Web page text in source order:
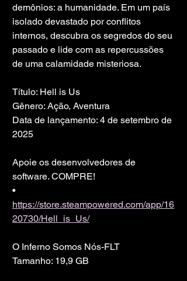
demônios: a humanidade. Em um país
isolado devastado por conflitos
internos, descubra os segredos do seu
passado e lide com as repercussões
de uma calamidade misteriosa.
Título: Hell is Us
Gênero: Ação, Aventura
Data de lançamento: 4 de setembro de
2025
Apoie os desenvolvedores de
software. COMPRE!
•
https://store.steampowered.com/app/16
20730/Hell_is_Us/
O Inferno Somos Nós-FLT
Tamanho: 19,9 GB